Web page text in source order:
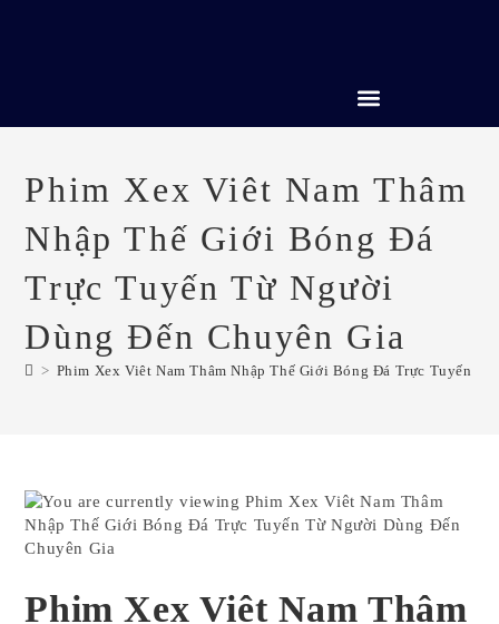
Phim Xex Viêt Nam Thâm
Nhập Thế Giới Bóng Đá
Trực Tuyến Từ Người
Dùng Đến Chuyên Gia
> Phim Xex Viêt Nam Thâm Nhập Thế Giới Bóng Đá Trực Tuyến
Phim Xex Viêt Nam Thâm